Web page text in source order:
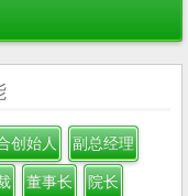
创始人 副总经理
董事长 院长